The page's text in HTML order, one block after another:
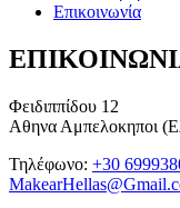
Επικοινωνία
Φειδιππίδου 12
Αθηνα Αμπελοκηποι
Τηλέφωνο: +30